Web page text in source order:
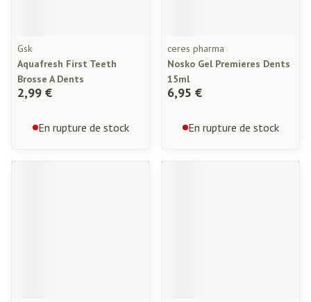
Gsk
Aquafresh First Teeth
Brosse A Dents
2,99 €
En rupture de stock
ceres pharma
Nosko Gel Premieres Dents
15ml
6,95 €
En rupture de stock